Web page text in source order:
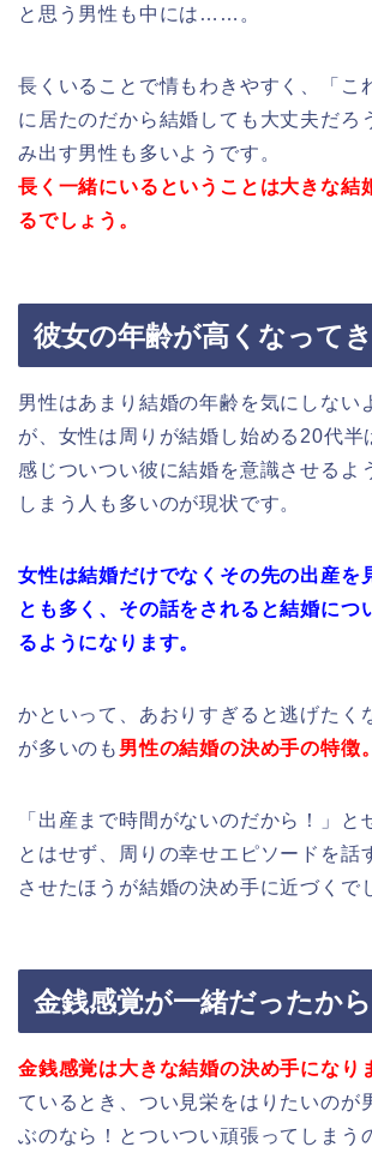
と思う男性も中には……。
長くいることで情もわきやすく、「こ
に居たのだから結婚しても大丈夫だろ
み出す男性も多いようです。
長く一緒にいるということは大きな結
るでしょう。
彼女の年齢が高くなって
男性はあまり結婚の年齢を気にしない
が、女性は周りが結婚し始める20代半
感じついつい彼に結婚を意識させるよ
しまう人も多いのが現状です。
女性は結婚だけでなく その先の出産を
とも多く、 その話をされると結婚につ
るようになります。
かといって、あおりすぎると逃げたく
が多いのも 男性の結婚の決め手の特徴。
「出産まで時間がないのだから！」と
とはせず、周りの幸せエピソードを話
させたほうが結婚の決め手に近づくで
金銭感覚が一緒だったから
金銭感覚は大きな結婚の決め手になり
ているとき、つい見栄をはりたいのが
ぶのなら！とついつい頑張ってしまう